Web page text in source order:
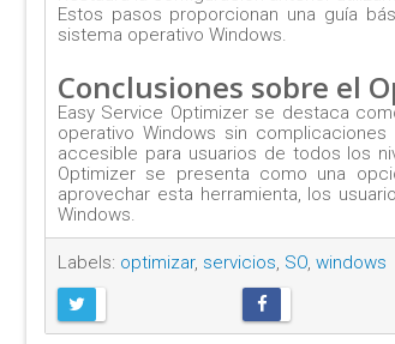
Estos pasos proporcionan una guía
sistema operativo Windows.
Conclusiones sobre el
Easy Service Optimizer se destaca
operativo Windows sin
accesible para usuarios de todos los
Optimizer se presenta como una
aprovechar esta herramienta, los
Windows.
Labels: optimizar, servicios SO windows